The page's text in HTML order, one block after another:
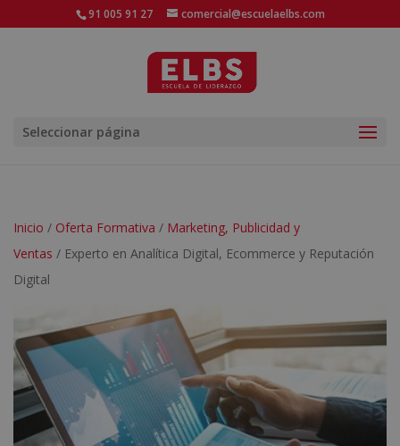
91 005 91 27 comercial@escuelaelbs.com
Seleccionar página
Inicio / Oferta Formativa / Marketing, Publicidad y
Ventas / Experto en Analítica Digital, Ecommerce y Reputación
Digital